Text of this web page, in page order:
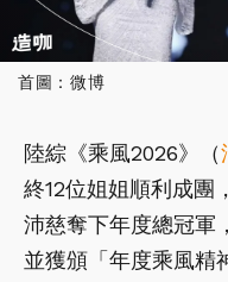
首圖：微博
陸綜《乘風2026》（
終12位姐姐順利成團
沛慈奪下年度總冠軍，
並獲頒「年度乘風精